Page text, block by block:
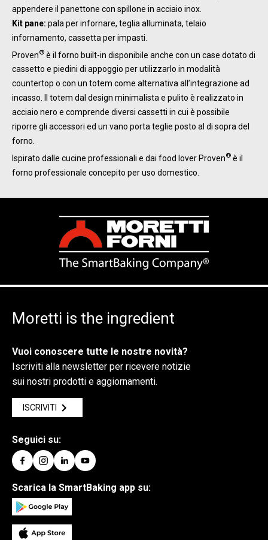
appendere il panettone con spillone in acciaio inox.
Kit pane: pala per infornare, teglia alluminata, telaio
infornamento, cassetta per impasti.
Proven® è il forno built-in disponibile anche con un case dotato di
cassetto e piedini di appoggio per utilizzarlo in modalità
countertop o con un totem come alternativa all’integrazione ad
incasso. Il totem dal design minimalista e pulito è realizzato in
acciaio nero e comprende diversi cassetti in cui è possibile
riporre gli accessori ed un vano porta teglie posto al di sopra del
forno.
Ispirato dalle cucine professionali e dai food lover Proven® è il
forno professionale concepito per uso domestico.
Moretti is the ingredient
Vuoi conoscere tutte le nostre novità?
Iscriviti alla newsletter per ricevere notizie
sui nostri prodotti e aggiornamenti.
ISCRIVITI
Seguici su:
Scarica la SmartBaking app su: